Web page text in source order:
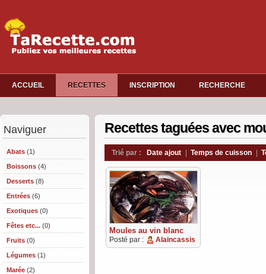
ACCUEIL RECETTES INSCRIPTION RECHERCHE
Naviguer
Abats (1)
Boissons (4)
Desserts (8)
Entrées (6)
Exotiques (0)
Fêtes etc... (0)
Fruits (0)
Légumes (1)
Marée (2)
Recettes taguées avec
Trié par : Date ajout Temps de cuisson
Moules au vin blanc
Posté par : Alaincassis